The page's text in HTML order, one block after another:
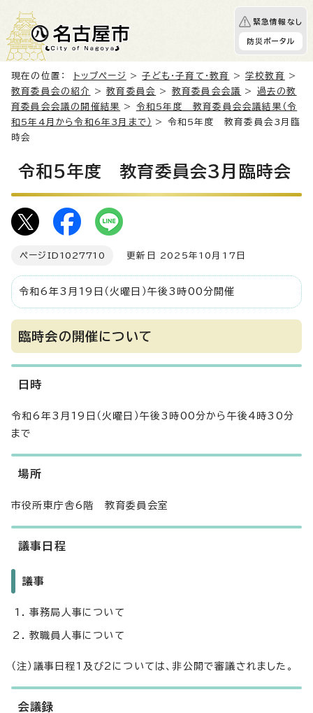
緊急情報なし
防災ポータル
現在の位置： トップページ >子ども・子育て・教育 >学校教育
>
教育委員会の紹介
>教育委員会 > 教育委員会会議 > 過去の教
育委員会会議の開催結果
> 令和5年度 教育委員会会議結果（令
和5年4月から令和6年3月まで）
> 令和5年度 教育委員会3月臨
時会
令和5年度 教育委員会3月臨時会
ページID 1027710 更新日 2025年10月17日
令和6年3月19日（火曜日）午後3時00分開催
臨時会の開催について
日時
令和6年3月19日（火曜日）午後3時00分から午後4時30分
まで
場所
市役所東庁舎6階 教育委員会室
議事日程
議事
事務局人事について
教職員人事について
（注）議事日程1及び2については、非公開で審議されました。
会議録